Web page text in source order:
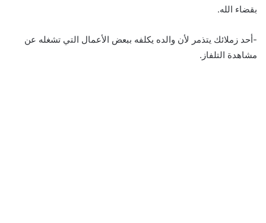
بقضاء الله.
-أحد زملائك يتذمر لأن والده يكلفه ببعض الأعمال التي تشغله عن
مشاهدة التلفاز.